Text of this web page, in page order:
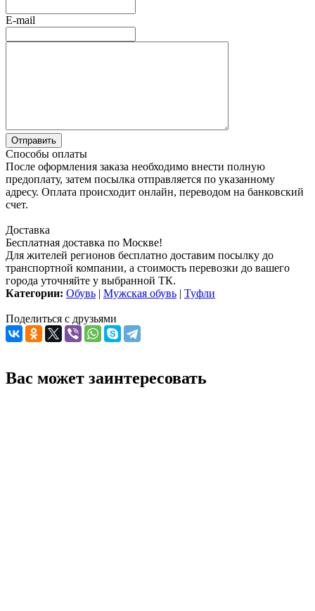
E-mail
Способы оплаты
После оформления заказа необходимо внести полную
предоплату, затем посылка отправляется по указанному
адресу. Оплата происходит онлайн, переводом на банковский
счет.
Доставка
Бесплатная доставка по Москве!
Для жителей регионов бесплатно доставим посылку до
транспортной компании, а стоимость перевозки до вашего
города уточняйте у выбранной ТК.
Категории: Обувь | Мужская обувь | Туфли
Поделиться с друзьями
Вас может заинтересовать